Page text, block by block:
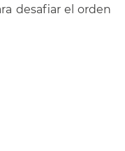
desafiar el orden